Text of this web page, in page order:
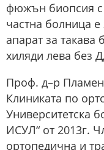
фюжън биопсия с
частна болница
апарат за такава
хиляди лева без
Проф. д–р
Клиниката по
Университетска
ИСУЛ“ от 2013г.
ортопедична и